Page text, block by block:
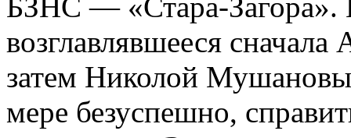
возглавлявшееся
затем Николой
мере безуспешно,